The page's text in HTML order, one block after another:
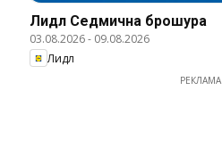
Лидл Cедмична брошура
03.08.2026- 09.08.2026
Лидл
РЕКЛАМА